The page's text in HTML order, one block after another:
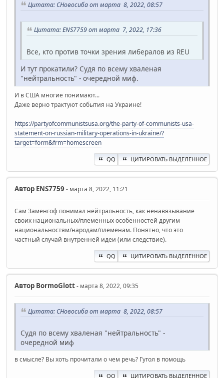
Цитата: СНовосиба от марта 8, 2022, 08:57
Цитата: ENS7759 от марта 7, 2022, 17:36
Все, кто против точки зрения либералов из REU
И тут прокатили? Судя по всему хваленая
"нейтральность" - очередной миф.
И в США многие понимают...
Даже верно трактуют события на Украине!
https://partyofcommunistsusa.org/the-party-of-communists-usa-
statement-on-russian-military-operations-in-ukraine/?
target=form&frm=homescreen
QQ ЦИТИРОВАТЬ ВЫДЕЛЕННОЕ
Автор ENS7759 - марта 8, 2022, 11:21
Сам Заменгоф понимал нейтральность, как ненавязывание
своих национальных/племенных особенностей другим
национальностям/народам/племенам. Понятно, что это
частный случай внутренней идеи (или следствие).
QQ ЦИТИРОВАТЬ ВЫДЕЛЕННОЕ
Автор BormoGlott- марта 8, 2022, 09:35
Цитата: СНовосиба от марта 8, 2022, 08:57
Судя по всему хваленая "нейтральность" -
очередной миф
в смысле? Вы хоть прочитали о чем речь? Гугол в помощь
QQ ЦИТИРОВАТЬ ВЫДЕЛЕННОЕ